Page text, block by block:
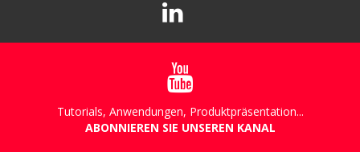
Tutorials, Anwendungen, Produktpräsentation...
ABONNIEREN SIE UNSEREN KANAL